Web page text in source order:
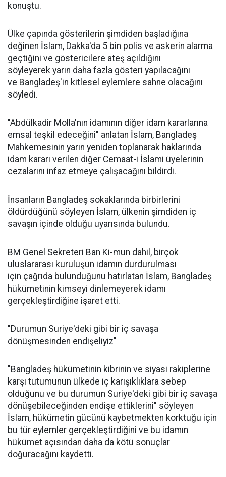
konuştu.
Ülke çapında gösterilerin şimdiden başladığına
değinen İslam, Dakka'da 5 bin polis ve askerin alarma
geçtiğini ve göstericilere ateş açıldığını
söyleyerek yarın daha fazla gösteri yapılacağını
ve Bangladeş'in kitlesel eylemlere sahne olacağını
söyledi.
"Abdülkadir Molla'nın idamının diğer idam kararlarına
emsal teşkil edeceğini" anlatan İslam, Bangladeş
Mahkemesinin yarın yeniden toplanarak haklarında
idam kararı verilen diğer Cemaat-i İslami üyelerinin
cezalarını infaz etmeye çalışacağını bildirdi.
İnsanların Bangladeş sokaklarında birbirlerini
öldürdüğünü söyleyen İslam, ülkenin şimdiden iç
savaşın içinde olduğu uyarısında bulundu.
BM Genel Sekreteri Ban Ki-mun dahil, birçok
uluslararası kuruluşun idamın durdurulması
için çağrıda bulunduğunu hatırlatan İslam, Bangladeş
hükümetinin kimseyi dinlemeyerek idamı
gerçekleştirdiğine işaret etti.
"Durumun Suriye'deki gibi bir iç savaşa
dönüşmesinden endişeliyiz"
"Bangladeş hükümetinin kibrinin ve siyasi rakiplerine
karşı tutumunun ülkede iç karışıklıklara sebep
olduğunu ve bu durumun Suriye'deki gibi bir iç savaşa
dönüşebileceğinden endişe ettiklerini" söyleyen
İslam, hükümetin gücünü kaybetmekten korktuğu için
bu tür eylemler gerçekleştirdiğini ve bu idamın
hükümet açısından daha da kötü sonuçlar
doğuracağını kaydetti.